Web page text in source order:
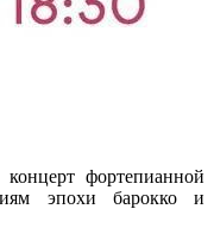
фортепианной
эпохи барокко и